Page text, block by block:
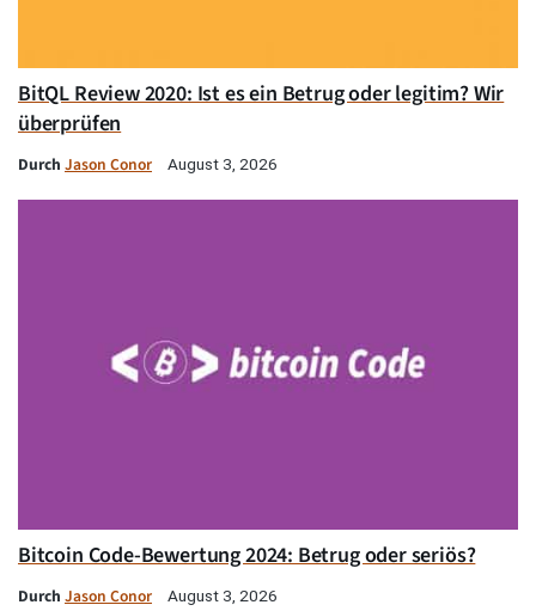
BitQL Review 2020: Ist es ein Betrug oder legitim? Wir
überprüfen
Durch Jason Conor August 3, 2026
Bitcoin Code-Bewertung 2024: Betrug oder seriös?
Durch Jason Conor August 3, 2026